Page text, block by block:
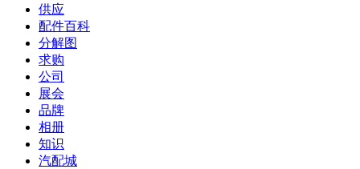
供应
配件百科
分解图
求购
公司
展会
品牌
相册
知识
汽配城